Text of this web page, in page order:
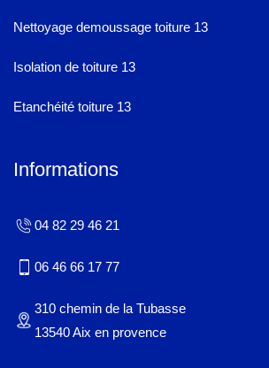
Nettoyage demoussage toiture 13
Isolation de toiture 13
Etanchéité toiture 13
Informations
04 82 29 46 21
06 46 66 17 77
310 chemin de la Tubasse
13540 Aix en provence